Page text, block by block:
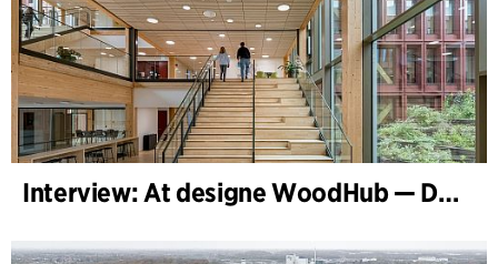
Interview: At designe WoodHub — Danmarks største træbyggeri